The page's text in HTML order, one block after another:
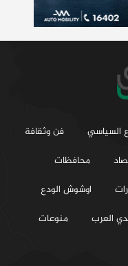
السياسي
فن وثقافة
محافظات
اوشوش الودع
العرب
منوعات